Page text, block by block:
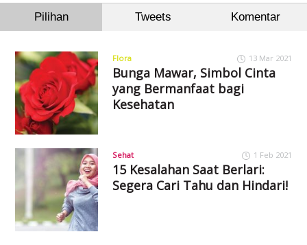
Pilihan Tweets Komentar
Flora 13 Mar 2021
Bunga Mawar, Simbol Cinta
yang Bermanfaat bagi
Kesehatan
Sehat 1 Feb 2021
15 Kesalahan Saat Berlari:
Segera Cari Tahu dan Hindari!